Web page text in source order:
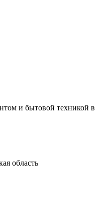
и бытовой техникой в
область